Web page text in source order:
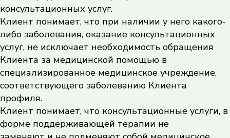
консультационных услуг.
Клиент понимает, что при наличии у него какого-
либо заболевания, оказание консультационных
услуг, не исключает необходимость обращения
Клиента за медицинской помощью в
специализированное медицинское учреждение,
соответствующего заболеванию Клиента
профиля.
Клиент понимает, что консультационные услуги, в
форме поддерживающей терапии не